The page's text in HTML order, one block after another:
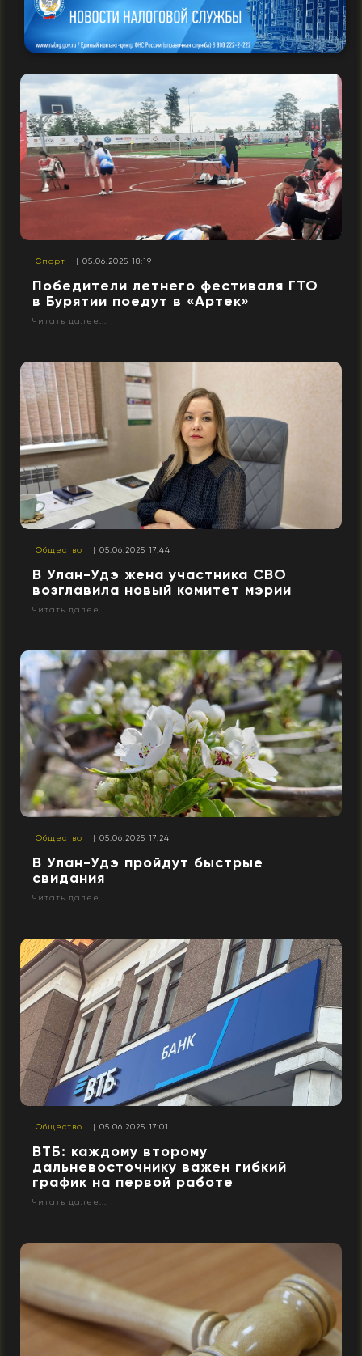
Спорт | 05.06.2025 18:19
Победители летнего фестиваля ГТО
в Бурятии поедут в «Артек»
Читать далее...
Общество | 05.06.2025 17:44
В Улан-Удэ жена участника СВО
возглавила новый комитет мэрии
Читать далее...
Общество | 05.06.2025 17:24
В Улан-Удэ пройдут быстрые
свидания
Читать далее...
Общество | 05.06.2025 17:01
ВТБ: каждому второму
дальневосточнику важен гибкий
график на первой работе
Читать далее...